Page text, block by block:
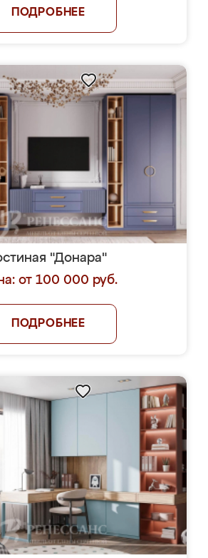
ПОДРОБНЕЕ
"Донара"
от 100 000 руб.
ПОДРОБНЕЕ